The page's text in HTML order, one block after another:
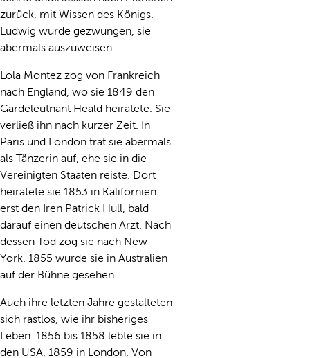
zurück, mit Wissen des Königs.
Ludwig wurde gezwungen, sie
abermals auszuweisen.
Lola Montez zog von Frankreich
nach England, wo sie 1849 den
Gardeleutnant Heald heiratete. Sie
verließ ihn nach kurzer Zeit. In
Paris und London trat sie abermals
als Tänzerin auf, ehe sie in die
Vereinigten Staaten reiste. Dort
heiratete sie 1853 in Kalifornien
erst den Iren Patrick Hull, bald
darauf einen deutschen Arzt. Nach
dessen Tod zog sie nach New
York. 1855 wurde sie in Australien
auf der Bühne gesehen.
Auch ihre letzten Jahre gestalteten
sich rastlos, wie ihr bisheriges
Leben. 1856 bis 1858 lebte sie in
den USA, 1859 in London. Von